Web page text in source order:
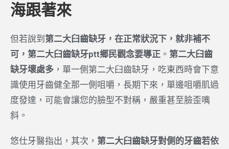
海跟著來
但若說到 第二大臼齒缺牙，在正常狀況下，就非補不
可，第二大臼齒缺牙ptt鄉民觀念要導正 。 第二大臼齒
缺牙壞處多 ，單一側第二大臼齒缺牙，吃東西時會下意
識使用牙齒健全那一側咀嚼，長期下來，單邊咀嚼肌過
度發達，可能會讓您的臉型不對稱，嚴重甚至臉歪嘴
斜。
悠仕牙醫指出，其次， 第二大臼齒缺牙對側的牙齒若依